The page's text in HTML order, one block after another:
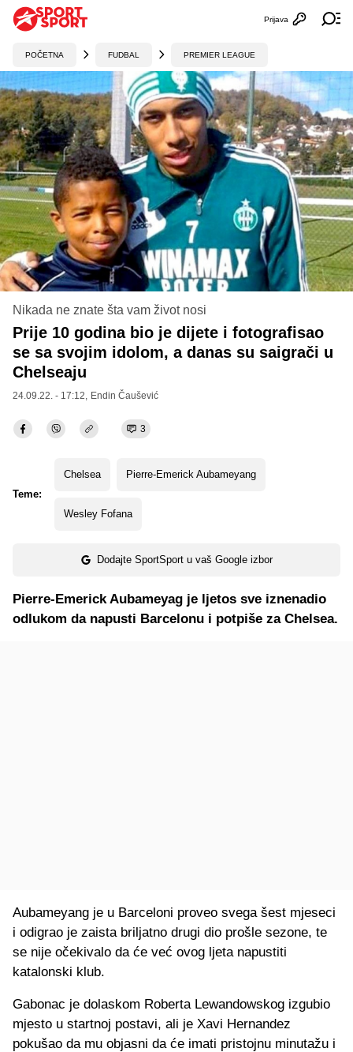
Otvori
Prijava
POČETNA FUDBAL PREMIER LEAGUE
Nikada ne znate šta vam život nosi
Prije 10 godina bio je dijete i fotografisao
se sa svojim idolom, a danas su saigrači u
Chelseaju
24.09.22. - 17:12, Endin Čaušević
3
Teme:
Chelsea Pierre-Emerick Aubameyang
Wesley Fofana
Dodajte SportSport u vaš Google izbor
Pierre-Emerick Aubameyag je ljetos sve iznenadio
odlukom da napusti Barcelonu i potpiše za Chelsea.
Aubameyang je u Barceloni proveo svega šest mjeseci
i odigrao je zaista briljatno drugi dio prošle sezone, te
se nije očekivalo da će već ovog ljeta napustiti
katalonski klub.
Gabonac je dolaskom Roberta Lewandowskog izgubio
mjesto u startnoj postavi, ali je Xavi Hernandez
pokušao da mu objasni da će imati pristojnu minutažu i